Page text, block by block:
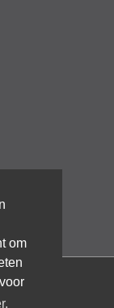
om